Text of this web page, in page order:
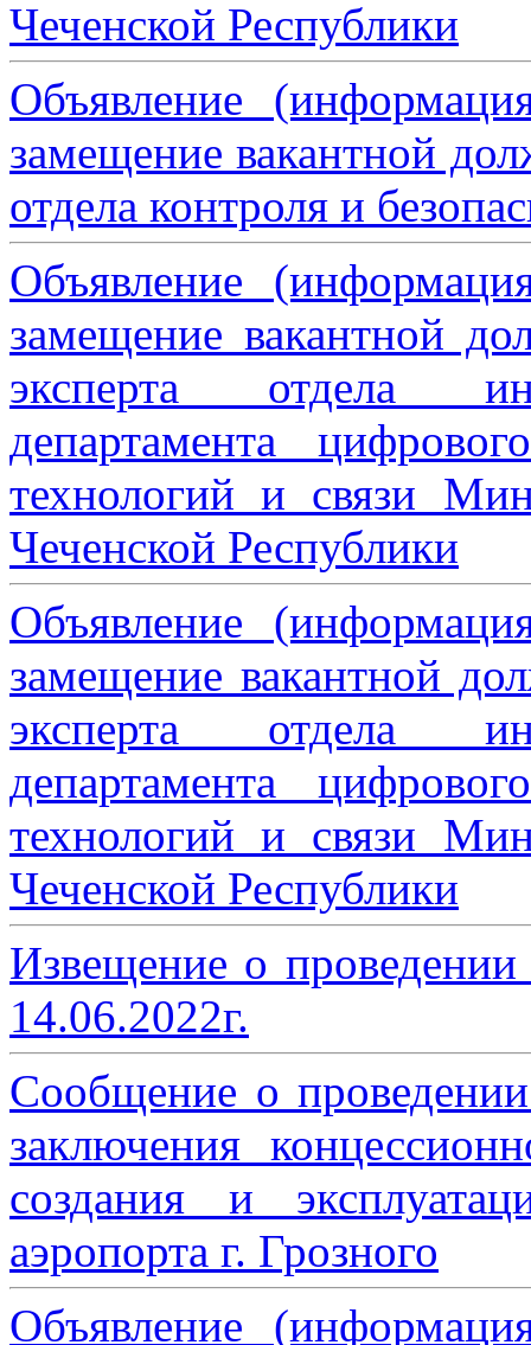
Чеченской Республики
Объявление
замещение вакантной
отдела контроля и
Объявление
замещение вакантной
эксперта отдела
департамента
технологий и связи
Чеченской Республики
Объявление
замещение вакантной
эксперта отдела
департамента
технологий и связи
Чеченской Республики
Извещение о
14.06.2022г.
Сообщение о
заключения
создания и
аэропорта г. Грозного
Объявление